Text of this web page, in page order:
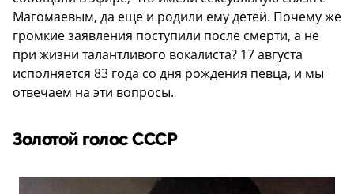
Магомаевым, да еще и родили ему детей. Почему же
громкие заявления поступили после смерти, а не
при жизни талантливого вокалиста? 17 августа
исполняется 83 года со дня рождения певца, и мы
отвечаем на эти вопросы.
Золотой голос СССР